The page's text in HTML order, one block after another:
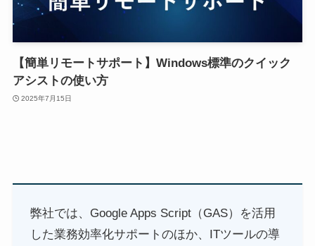
【簡単リモートサポート】Windows標準のクイック
アシストの使い方
2025年7月15日
弊社では、Google Apps Script（GAS）を活用
した業務効率化サポートのほか、ITツールの導